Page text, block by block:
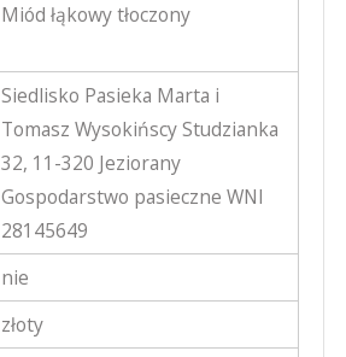
Miód łąkowy tłoczony
Siedlisko Pasieka Marta i
Tomasz Wysokińscy Studzianka
32, 11-320 Jeziorany
Gospodarstwo pasieczne WNI
28145649
nie
złoty